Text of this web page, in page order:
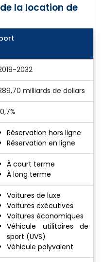
la location de
2032
milliards de dollars
Réservation hors ligne
Réservation en ligne
À court terme
À long terme
Voitures de luxe
Voitures exécutives
Voitures économiques
Véhicule utilitaires de
sport (UVS)
Véhicule polyvalent